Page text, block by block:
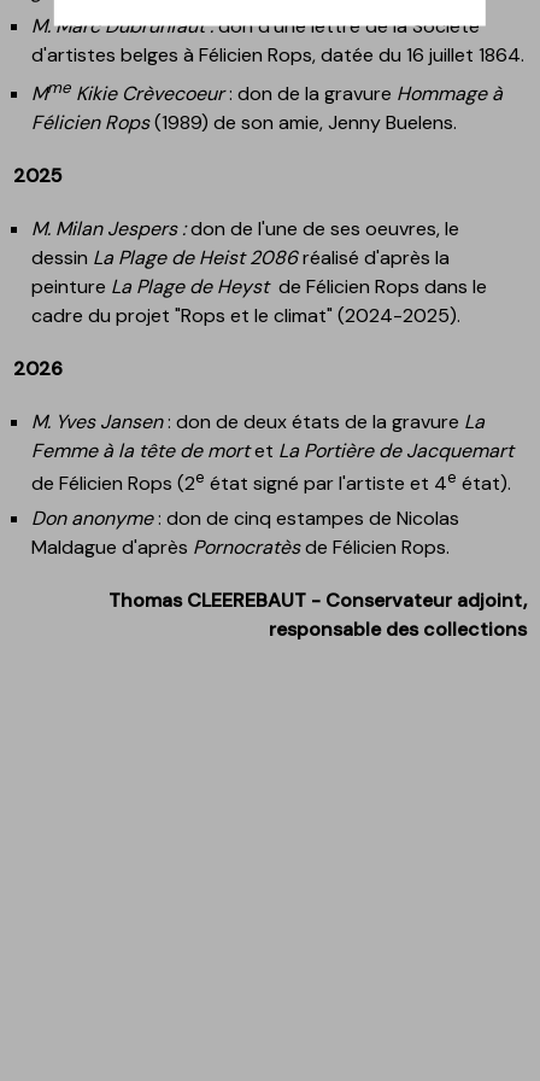
M. Marc Dubrunfaut :don d'unelettre de la Société
d'artistes belges à Félicien Rops, datée du 16 juillet 1864.
Mme Kikie Crèvecoeur: don de la gravure Hommage à
Félicien Rops(1989) de son amie, Jenny Buelens.
2025
M. Milan Jespers :don de l'une de ses oeuvres, le
dessin La Plage de Heist 2086réalisé d'après la
peinture La Plage de Heyst de Félicien Rops dans le
cadre du projet "Rops et le climat" (2024-2025).
2026
M. Yves Jansen: don de deux états de la gravure La
Femme à la tête de mortet La Portière de Jacquemart
de Félicien Rops (2e état signé par l'artiste et 4e état).
Don anonyme: don decinq estampes de Nicolas
Maldague d'après Pornocratèsde Félicien Rops.
Thomas CLEEREBAUT - Conservateur adjoint,
responsable des collections